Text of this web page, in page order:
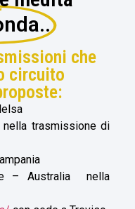
che
circuito
nella trasmissione di
– Australia nella